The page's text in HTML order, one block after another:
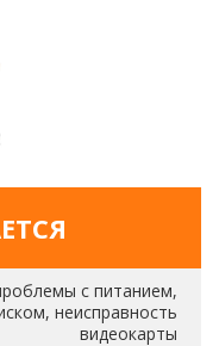
с питанием,
неисправность
видеокарты